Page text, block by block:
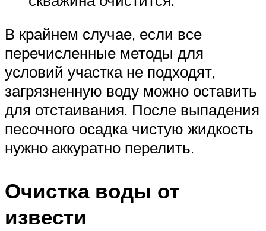
В крайнем случае, если все
перечисленные методы для
условий участка не подходят,
загрязненную воду можно оставить
для отстаивания. После выпадения
песочного осадка чистую жидкость
нужно аккуратно перелить.
Очистка воды от
извести